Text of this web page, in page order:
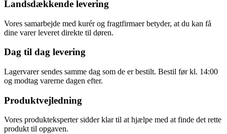
Landsdækkende levering
Vores samarbejde med kurér og fragtfirmaer betyder, at du kan få
dine varer leveret direkte til døren.
Dag til dag levering
Lagervarer sendes samme dag som de er bestilt. Bestil før kl. 14:00
og modtag varerne dagen efter.
Produktvejledning
Vores produkteksperter sidder klar til at hjælpe med at finde det rette
produkt til opgaven.